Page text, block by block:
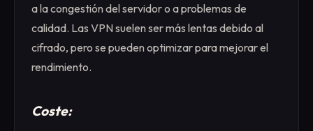
a la congestión del servidor o a problemas de
calidad. Las VPN suelen ser más lentas debido al
cifrado, pero se pueden optimizar para mejorar el
rendimiento.
Coste: